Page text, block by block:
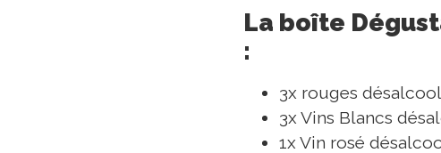
La boîte
:
3x rouges
3x Vins Blancs
1x Vin rosé